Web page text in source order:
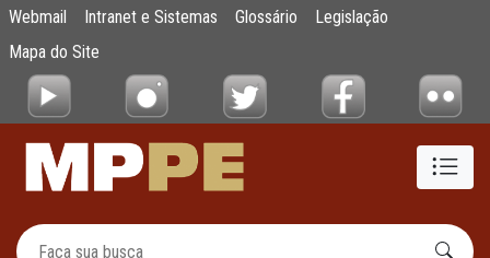
Pular para o Conteúdo principal
MPPE celebra TAC para estruturar casa
Webmail Intranet e Sistemas Glossário
Legislação
Mapa do Site